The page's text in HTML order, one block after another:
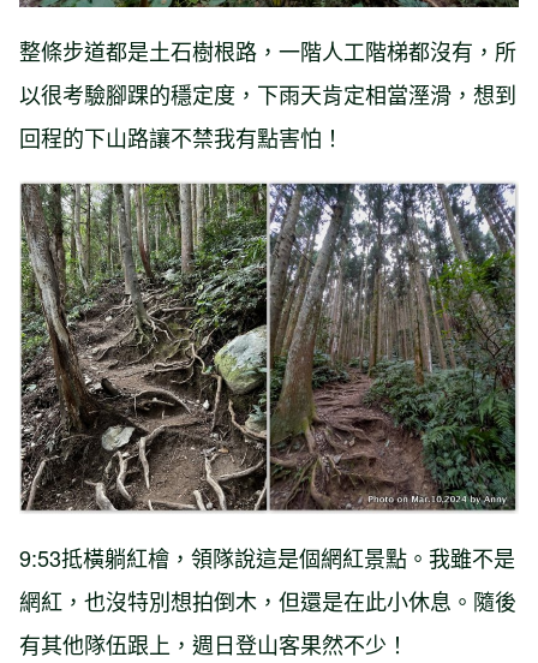
整條步道都是土石樹根路，一階人工階梯都沒有，所
以很考驗腳踝的穩定度，下雨天肯定相當溼滑，想到
回程的下山路讓不禁我有點害怕！
9:53抵橫躺紅檜，領隊說這是個網紅景點。我雖不是
網紅，也沒特別想拍倒木，但還是在此小休息。隨後
有其他隊伍跟上，週日登山客果然不少！